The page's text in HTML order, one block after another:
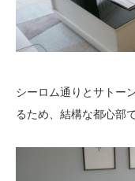
シーロム通りとサトー
るため、結構な都心部